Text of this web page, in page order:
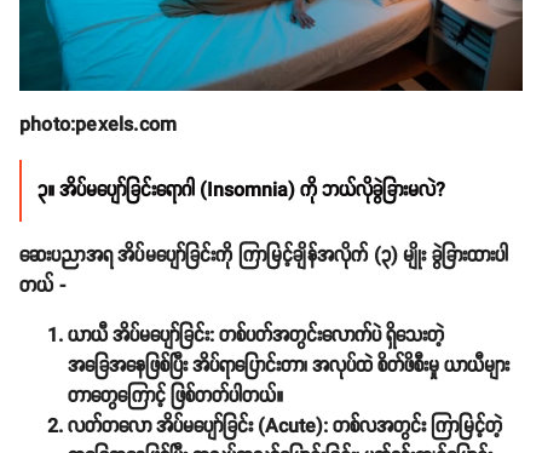
photo:pexels.com
၃။ အိပ်မပျော်ခြင်းရောဂါ (Insomnia) ကို ဘယ်လိုခွဲခြားမလဲ?
ဆေးပညာအရ အိပ်မပျော်ခြင်းကို ကြာမြင့်ချိန်အလိုက် (၃) မျိုး ခွဲခြားထားပါ
တယ် -
ယာယီ အိပ်မပျော်ခြင်း:တစ်ပတ်အတွင်းလောက်ပဲ ရှိသေးတဲ့
အခြေအနေဖြစ်ပြီး အိပ်ရာပြောင်းတာ၊ အလုပ်ထဲ စိတ်ဖိစီးမှု ယာယီများ
တာတွေကြောင့် ဖြစ်တတ်ပါတယ်။
လတ်တလော အိပ်မပျော်ခြင်း (Acute):တစ်လအတွင်း ကြာမြင့်တဲ့